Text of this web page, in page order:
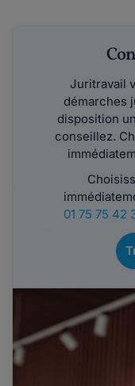
Juritravail
démarches
disposition
conseillez.
01 75 75 42